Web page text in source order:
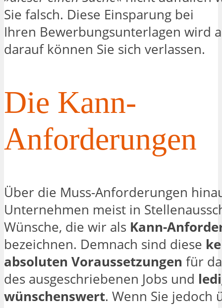
Sie falsch. Diese Einsparung bei
Ihren Bewerbungsunterlagen wird
darauf können Sie sich verlassen.
Die Kann-
Anforderungen
Über die Muss-Anforderungen
Unternehmen meist in
Wünsche, die wir als Kann-
bezeichnen. Demnach sind diese
absoluten Voraussetzungen für
des ausgeschriebenen Jobs und
wünschenswert. Wenn Sie jedoch